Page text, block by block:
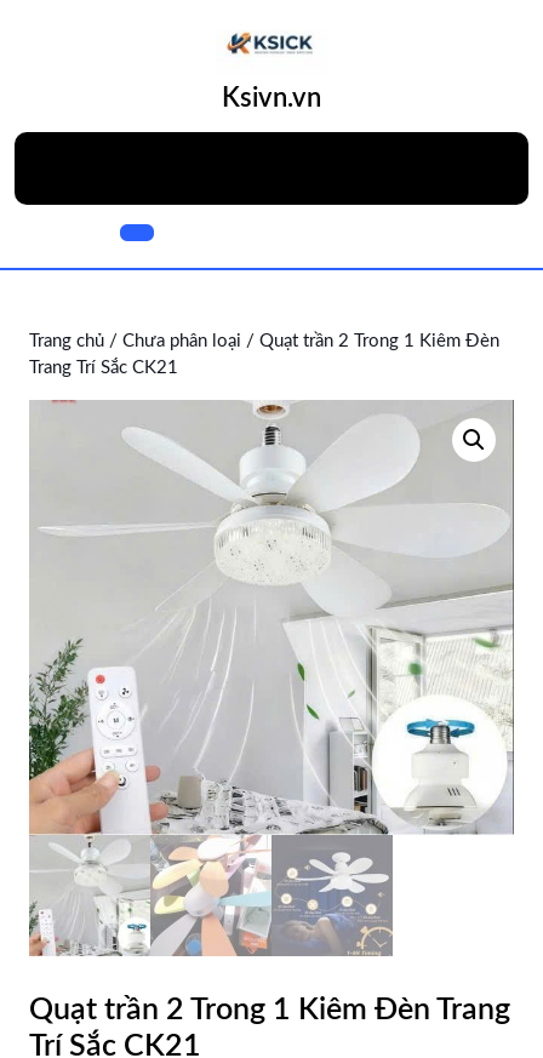
Ksivn.vn
Trang chủ / Chưa phân loại / Quạt trần 2 Trong 1 Kiêm Đèn
Trang Trí Sắc CK21
Quạt trần 2 Trong 1 Kiêm Đèn Trang
Trí Sắc CK21